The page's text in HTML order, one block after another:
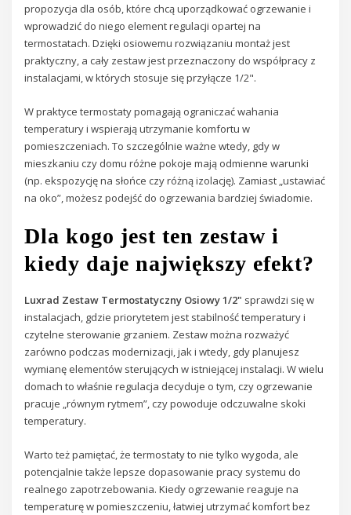
propozycja dla osób, które chcą uporządkować ogrzewanie i
wprowadzić do niego element regulacji opartej na
termostatach. Dzięki osiowemu rozwiązaniu montaż jest
praktyczny, a cały zestaw jest przeznaczony do współpracy z
instalacjami, w których stosuje się przyłącze 1/2".
W praktyce termostaty pomagają ograniczać wahania
temperatury i wspierają utrzymanie komfortu w
pomieszczeniach. To szczególnie ważne wtedy, gdy w
mieszkaniu czy domu różne pokoje mają odmienne warunki
(np. ekspozycję na słońce czy różną izolację). Zamiast „ustawiać
na oko”, możesz podejść do ogrzewania bardziej świadomie.
Dla kogo jest ten zestaw i
kiedy daje największy efekt?
Luxrad Zestaw Termostatyczny Osiowy 1/2" sprawdzi się w
instalacjach, gdzie priorytetem jest stabilność temperatury i
czytelne sterowanie grzaniem. Zestaw można rozważyć
zarówno podczas modernizacji, jak i wtedy, gdy planujesz
wymianę elementów sterujących w istniejącej instalacji. W wielu
domach to właśnie regulacja decyduje o tym, czy ogrzewanie
pracuje „równym rytmem”, czy powoduje odczuwalne skoki
temperatury.
Warto też pamiętać, że termostaty to nie tylko wygoda, ale
potencjalnie także lepsze dopasowanie pracy systemu do
realnego zapotrzebowania. Kiedy ogrzewanie reaguje na
temperaturę w pomieszczeniu, łatwiej utrzymać komfort bez